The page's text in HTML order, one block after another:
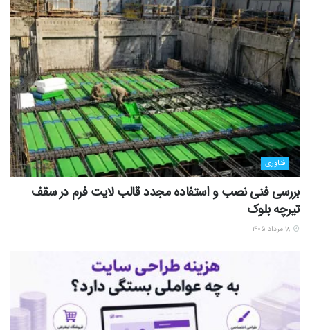
فناوری
بررسی فنی نصب و استفاده مجدد قالب لایت فرم در سقف
تیرچه بلوک